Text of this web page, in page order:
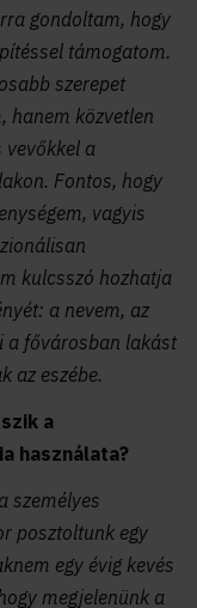
gondoltam, hogy
támogatom.
szerepet
hanem közvetlen
a
Fontos, hogy
vagyis
kulcsszó hozhatja
a nevem, az
a fővárosban lakást
az eszébe.
a
használata?
személyes
posztoltunk egy
egy évig kevés
megjelenünk a